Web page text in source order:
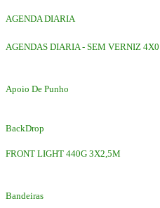
AGENDA DIARIA
AGENDAS DIARIA - SEM VERNIZ 4X0
Apoio De Punho
BackDrop
FRONT LIGHT 440G 3X2,5M
Bandeiras